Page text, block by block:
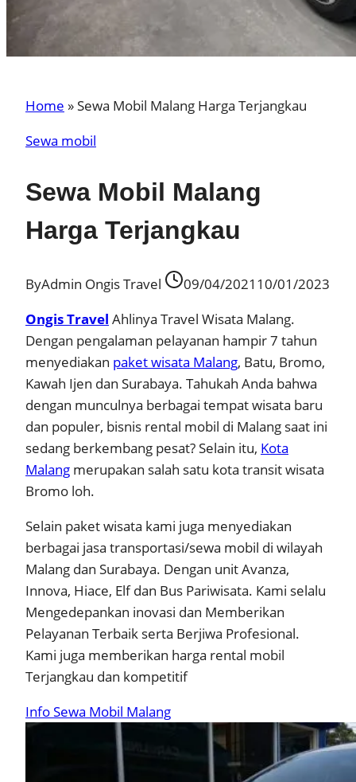
Home »Sewa Mobil Malang Harga Terjangkau
Sewa mobil
Sewa Mobil Malang
Harga Terjangkau
ByAdmin Ongis Travel 09/04/2021 10/01/2023
Ongis Travel Ahlinya Travel Wisata Malang.
Dengan pengalaman pelayanan hampir 7 tahun
menyediakan paket wisata Malang, Batu, Bromo,
Kawah Ijen dan Surabaya. Tahukah Anda bahwa
dengan munculnya berbagai tempat wisata baru
dan populer, bisnis rental mobil di Malang saat ini
sedang berkembang pesat? Selain itu, Kota
Malang merupakan salah satu kota transit wisata
Bromo loh.
Selain paket wisata kami juga menyediakan
berbagai jasa transportasi/sewa mobil di wilayah
Malang dan Surabaya. Dengan unit Avanza,
Innova, Hiace, Elf dan Bus Pariwisata. Kami selalu
Mengedepankan inovasi dan Memberikan
Pelayanan Terbaik serta Berjiwa Profesional.
Kami juga memberikan harga rental mobil
Terjangkau dan kompetitif
Info Sewa Mobil Malang